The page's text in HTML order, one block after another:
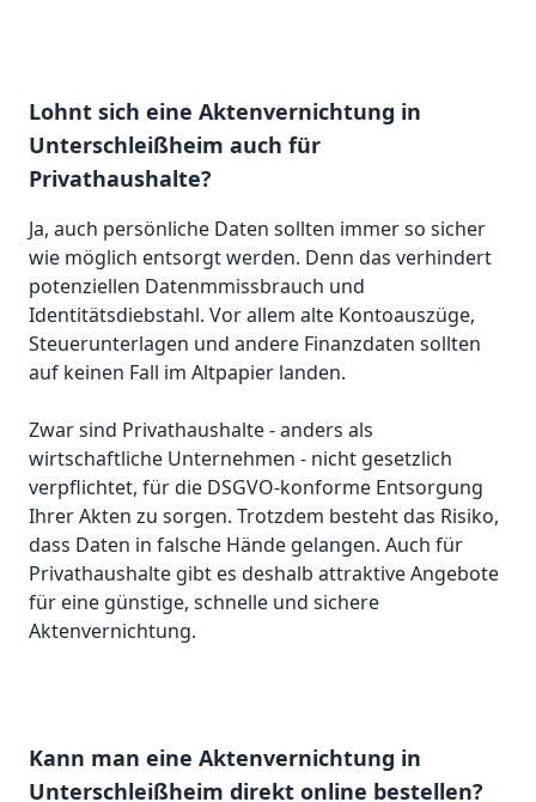
Lohnt sich eine Aktenvernichtung in
Unterschleißheim auch für
Privathaushalte?
Ja, auch persönliche Daten sollten immer so sicher
wie möglich entsorgt werden. Denn das verhindert
potenziellen Datenmmissbrauch und
Identitätsdiebstahl. Vor allem alte Kontoauszüge,
Steuerunterlagen und andere Finanzdaten sollten
auf keinen Fall im Altpapier landen.
Zwar sind Privathaushalte - anders als
wirtschaftliche Unternehmen - nicht gesetzlich
verpflichtet, für die DSGVO-konforme Entsorgung
Ihrer Akten zu sorgen. Trotzdem besteht das Risiko,
dass Daten in falsche Hände gelangen. Auch für
Privathaushalte gibt es deshalb attraktive Angebote
für eine günstige, schnelle und sichere
Aktenvernichtung.
Kann man eine Aktenvernichtung in
Unterschleißheim direkt online bestellen?